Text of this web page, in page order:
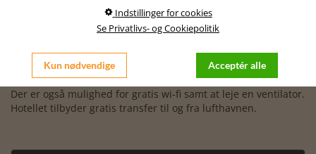
Der er 9 forskelligt indrettede værelser og de er alle opkaldt
efter en gorilla gruppe i Bwindi. Værelserne er beliggende
enten i hovedbygningen eller i den smukke have. Alle
værelser er med bad og toilet, myggenet og safety-box. Fra
den fælles terrasse er der udsigt til hotellets have.
Der er også mulighed for gratis wi-fi samt at leje en ventilator.
Hotellet tilbyder gratis transfer til og fra lufthavnen.
Indstillinger for cookies
Se Privatlivs- og Cookiepolitik
Kun nødvendige Acceptér alle